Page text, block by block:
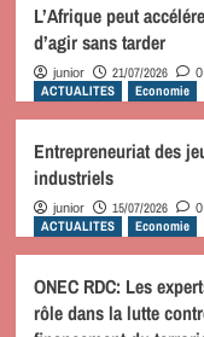
L’Afrique peut
d’agir sans tarder
junior 21/07/2026 0
ACTUALITES Economie
Entrepreneuriat des
industriels
junior 15/07/2026 0
ACTUALITES Economie
ONEC RDC: Les
rôle dans la lutte